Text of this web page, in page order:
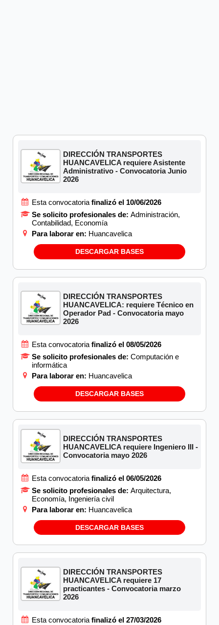
DIRECCIÓN TRANSPORTES
HUANCAVELICA requiere Asistente
Administrativo - Convocatoria Junio
2026
Esta convocatoria finalizó el 10/06/2026
Se solicito profesionales de: Administración,
Contabilidad, Economía
Para laborar en: Huancavelica
DESCARGAR BASES
DIRECCIÓN TRANSPORTES
HUANCAVELICA: requiere Técnico en
Operador Pad - Convocatoria mayo
2026
Esta convocatoria finalizó el 08/05/2026
Se solicito profesionales de: Computación e
informática
Para laborar en: Huancavelica
DESCARGAR BASES
DIRECCIÓN TRANSPORTES
HUANCAVELICA requiere Ingeniero III -
Convocatoria mayo 2026
Esta convocatoria finalizó el 06/05/2026
Se solicito profesionales de: Arquitectura,
Economía, Ingeniería civil
Para laborar en: Huancavelica
DESCARGAR BASES
DIRECCIÓN TRANSPORTES
HUANCAVELICA requiere 17
practicantes - Convocatoria marzo
2026
Esta convocatoria finalizó el 27/03/2026